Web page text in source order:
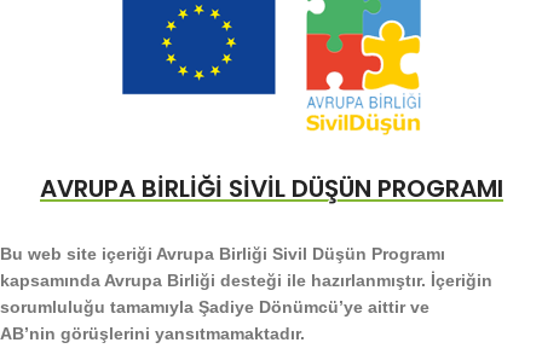
AVRUPA BİRLİĞİ SİVİL DÜŞÜN PROGRAMI
Bu web site içeriği Avrupa Birliği Sivil Düşün Programı
kapsamında Avrupa Birliği desteği ile hazırlanmıştır. İçeriğin
sorumluluğu tamamıyla Şadiye Dönümcü’ye aittir ve
AB’nin görüşlerini yansıtmamaktadır.